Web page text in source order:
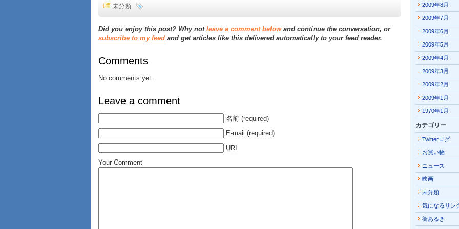
未分類
Did you enjoy this post? Why not leave a comment belowand continue the conversation, or
subscribe to my feed and get articles like this delivered automatically to your feed reader.
Comments
No comments yet.
Leave a comment
名前 (required)
E-mail (required)
URI
Your Comment
2009年8月
2009年7月
2009年6月
2009年5月
2009年4月
2009年3月
2009年2月
2009年1月
1970年1月
カテゴリー
Twitterログ
お買い物
ニュース
映画
未分類
気になるリン
街あるき